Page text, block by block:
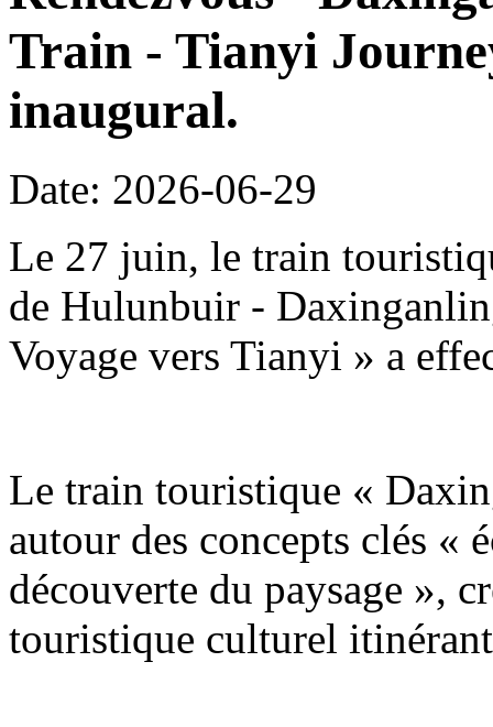
Train - Tianyi
inaugural.
Date: 2026-06-29
Le 27 juin, le train
de Hulunbuir -
Voyage vers Tianyi » a
Le train touristique «
autour des concepts clés «
découverte du paysage »,
touristique culturel